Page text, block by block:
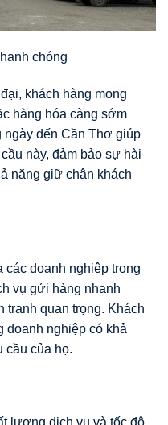
chóng
khách hàng mong
hàng hóa càng sớm
ngày đến Cần Thơ giúp
này, đảm bảo sự hài
năng giữ chân khách
doanh nghiệp trong
vụ gửi hàng nhanh
tranh quan trọng. Khách
doanh nghiệp có khả
cầu của họ.